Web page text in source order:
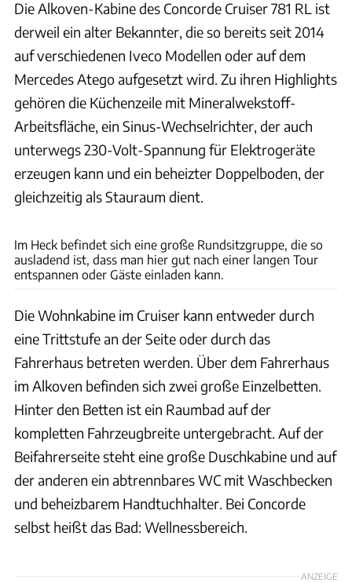
Die Alkoven-Kabine des Concorde Cruiser 781 RL ist
derweil ein alter Bekannter, die so bereits seit 2014
auf verschiedenen Iveco Modellen oder auf dem
Mercedes Atego aufgesetzt wird. Zu ihren Highlights
gehören die Küchenzeile mit Mineralwekstoff-
Arbeitsfläche, ein Sinus-Wechselrichter, der auch
unterwegs 230-Volt-Spannung für Elektrogeräte
erzeugen kann und ein beheizter Doppelboden, der
gleichzeitig als Stauraum dient.
Im Heck befindet sich eine große Rundsitzgruppe, die so
ausladend ist, dass man hier gut nach einer langen Tour
entspannen oder Gäste einladen kann.
Die Wohnkabine im Cruiser kann entweder durch
eine Trittstufe an der Seite oder durch das
Fahrerhaus betreten werden. Über dem Fahrerhaus
im Alkoven befinden sich zwei große Einzelbetten.
Hinter den Betten ist ein Raumbad auf der
kompletten Fahrzeugbreite untergebracht. Auf der
Beifahrerseite steht eine große Duschkabine und auf
der anderen ein abtrennbares WC mit Waschbecken
und beheizbarem Handtuchhalter. Bei Concorde
selbst heißt das Bad: Wellnessbereich.
ANZEIGE